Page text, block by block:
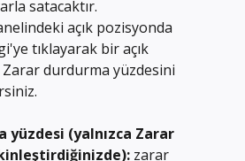
satacaktır.
açık pozisyonda
tıklayarak bir açık
durdurma yüzdesini
yüzdesi (yalnızca Zarar
zarar